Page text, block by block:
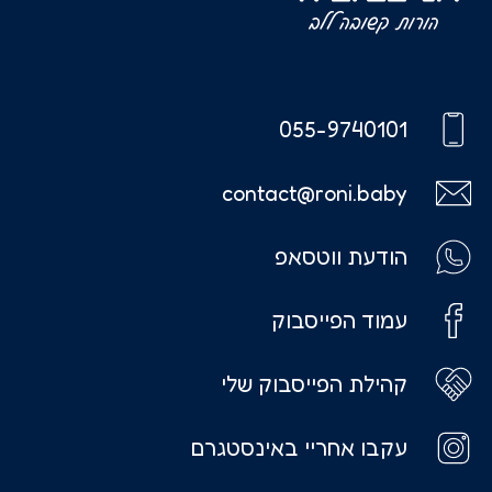
055-9740101
contact@roni.baby
הודעת ווטסאפ
עמוד הפייסבוק
קהילת הפייסבוק שלי
עקבו אחריי באינסטגרם